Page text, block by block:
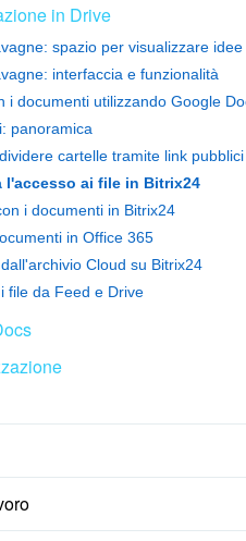
in Drive
spazio per visualizzare idee
interfaccia e funzionalità
i documenti utilizzando Google
panoramica
l'accesso ai file in Bitrix24
i documenti in Bitrix24
in Office 365
Cloud su Bitrix24
file da Feed e Drive